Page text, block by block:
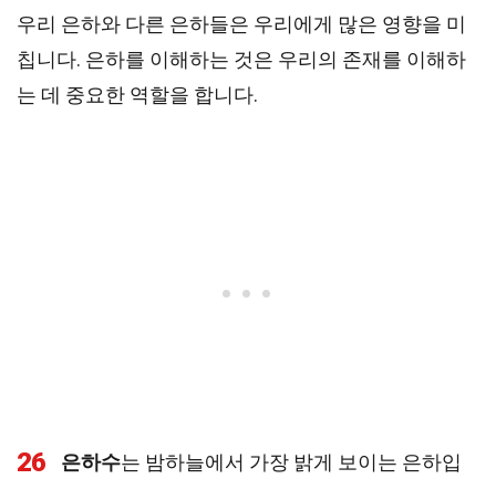
우리 은하와 다른 은하들은 우리에게 많은 영향을 미
칩니다. 은하를 이해하는 것은 우리의 존재를 이해하
는 데 중요한 역할을 합니다.
26 은하수는 밤하늘에서 가장 밝게 보이는 은하입